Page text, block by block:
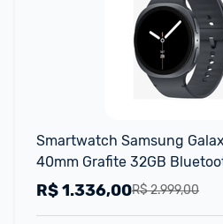
Smartwatch Samsung
40mm Grafite 32GB
R$ 2.999,00
R$1.336,00